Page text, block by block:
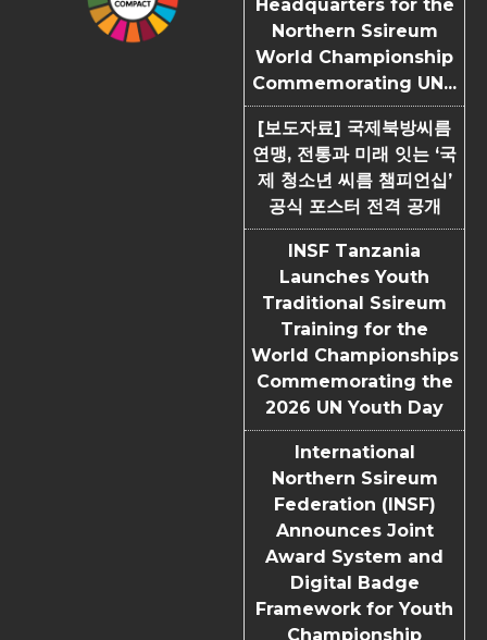
Headquarters for the
Northern Ssireum
World Championship
Commemorating UN...
[보도자료] 국제북방씨름
연맹, 전통과 미래 잇는 ‘국
제 청소년 씨름 챔피언십’
공식 포스터 전격 공개
INSF Tanzania
Launches Youth
Traditional Ssireum
Training for the
World Championships
Commemorating the
2026 UN Youth Day
International
Northern Ssireum
Federation (INSF)
Announces Joint
Award System and
Digital Badge
Framework for Youth
Championship